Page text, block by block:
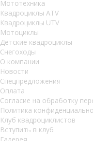
Мототехника
Квадроциклы ATV
Квадроциклы UTV
Мотоциклы
Детские квадроциклы
Снегоходы
О компании
Новости
Спецпредложения
Оплата
Согласие на обработку
Политика
Клуб квадроциклистов
Вступить в клуб